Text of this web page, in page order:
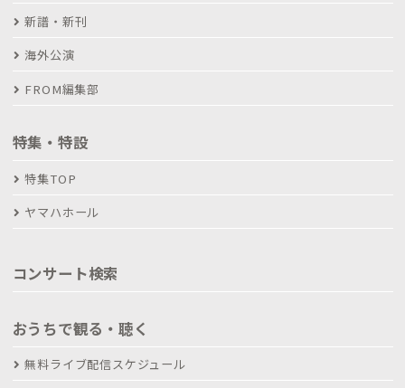
新譜・新刊
海外公演
FROM編集部
特集・特設
特集TOP
ヤマハホール
コンサート検索
おうちで観る・聴く
無料ライブ配信スケジュール